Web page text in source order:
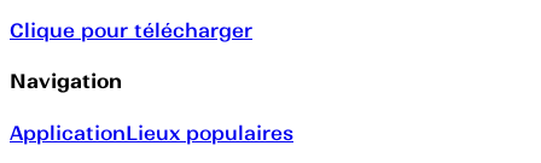
Clique pour télécharger
Navigation
ApplicationLieux populaires